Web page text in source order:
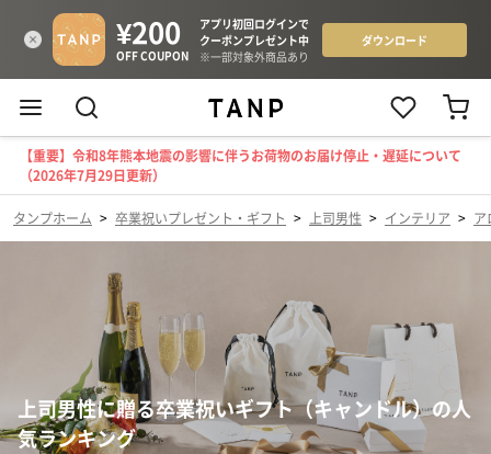
【重要】令和8年熊本地震の影響に伴うお荷物のお届け停止・遅延について
（2026年7月29日更新）
タンプホーム > 卒業祝いプレゼント・ギフト > 上司男性 > インテリア > ア
上司男性に贈る卒業祝いギフト（キャンドル）の人
気ランキング